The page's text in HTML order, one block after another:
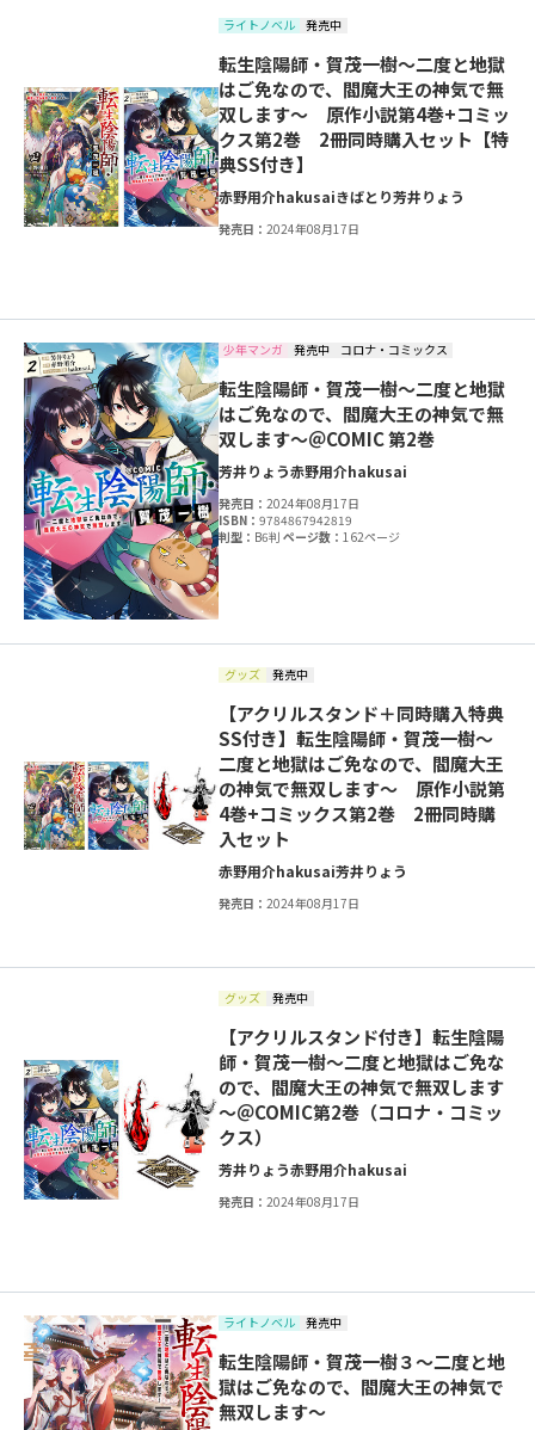
ライトノベル 発売中
転生陰陽師・賀茂一樹～二度と地獄
はご免なので、閻魔大王の神気で無
双します～ 原作小説第4巻+コミッ
クス第2巻 2冊同時購入セット【特
典SS付き】
赤野用介hakusaiきばとり芳井りょう
発売日：2024年08月17日
少年マンガ 発売中 コロナ・コミックス
転生陰陽師・賀茂一樹～二度と地獄
はご免なので、閻魔大王の神気で無
双します～＠COMIC 第2巻
芳井りょう赤野用介hakusai
発売日：2024年08月17日
ISBN：9784867942819
判型： B6判ページ数：162ページ
グッズ 発売中
【アクリルスタンド＋同時購入特典
SS付き】転生陰陽師・賀茂一樹～
二度と地獄はご免なので、閻魔大王
の神気で無双します～ 原作小説第
4巻+コミックス第2巻 2冊同時購
入セット
赤野用介hakusai芳井りょう
発売日：2024年08月17日
グッズ 発売中
【アクリルスタンド付き】転生陰陽
師・賀茂一樹～二度と地獄はご免な
ので、閻魔大王の神気で無双します
～＠COMIC第2巻（コロナ・コミッ
クス）
芳井りょう赤野用介hakusai
発売日：2024年08月17日
ライトノベル 発売中
転生陰陽師・賀茂一樹３～二度と地
獄はご免なので、閻魔大王の神気で
無双します～